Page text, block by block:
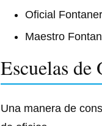
Oficial
Maestro
Escuelas
Una manera de